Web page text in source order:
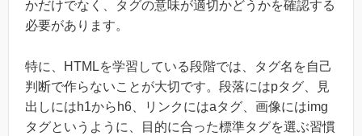
かだけでなく、タグの意味が適切かどうかを確認する
必要があります。
特に、HTMLを学習している段階では、タグ名を自己
判断で作らないことが大切です。段落にはpタグ、見
出しにはh1からh6、リンクにはaタグ、画像にはimg
タグというように、目的に合った標準タグを選ぶ習慣